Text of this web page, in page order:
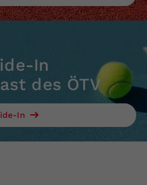
In
des ÖTV
In